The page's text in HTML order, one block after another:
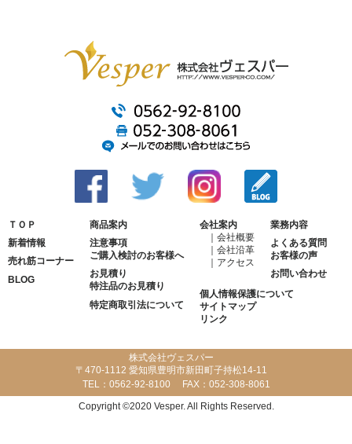
ＴＯＰ
新着情報
売れ筋コーナー
BLOG
商品案内
注意事項
ご購入検討のお客様へ
お見積り
特注品のお見積り
特定商取引法について
会社案内
会社概要
会社沿革
アクセス
業務内容
よくある質問
お客様の声
お問い合わせ
個人情報保護について
サイトマップ
リンク
株式会社ヴェスパー
〒470-1112 愛知県豊明市新田町子持松14-11
TEL： 0562-92-8100 FAX： 052-308-8061
Copyright ©2020 Vesper. All Rights Reserved.